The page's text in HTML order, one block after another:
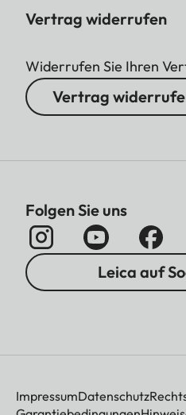
Vertrag widerrufen
Widerrufen Sie Ihren
Vertrag
Folgen Sie uns
Leica auf
ImpressumDatenschutz